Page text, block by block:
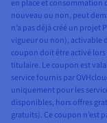
en place et consommation
nouveau ou non, peut
n’a pas déjà créé un projet
vigueur ou non), activable
coupon doit être activé
titulaire. Le coupon est
service fournis par
uniquement pour les
disponibles, hors offres
gratuits). Ce coupon n’est